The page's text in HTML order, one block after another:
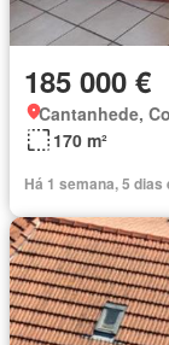
185 000 €
Cantanhede,
170 m²
Há 1 semana, 5